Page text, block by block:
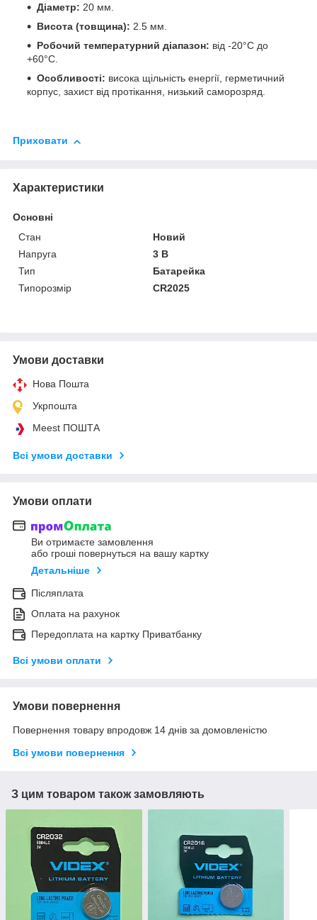
Діаметр: 20 мм.
Висота (товщина): 2.5 мм.
Робочий температурний діапазон: від -20°C до
+60°C.
Особливості: висока щільність енергії, герметичний
корпус, захист від протікання, низький саморозряд.
Приховати
Характеристики
Основні
Стан
Новий
Напруга
3 В
Тип
Батарейка
Типорозмір
CR2025
Умови доставки
Нова Пошта
Укрпошта
Meest ПОШТА
Всі умови доставки
Умови оплати
Ви отримаєте замовлення
або гроші повернуться на вашу картку
Детальніше
Післяплата
Оплата на рахунок
Передоплата на картку Приватбанку
Всі умови оплати
Умови повернення
Повернення товару впродовж 14 днів за домовленістю
Всі умови повернення
З цим товаром також замовляють